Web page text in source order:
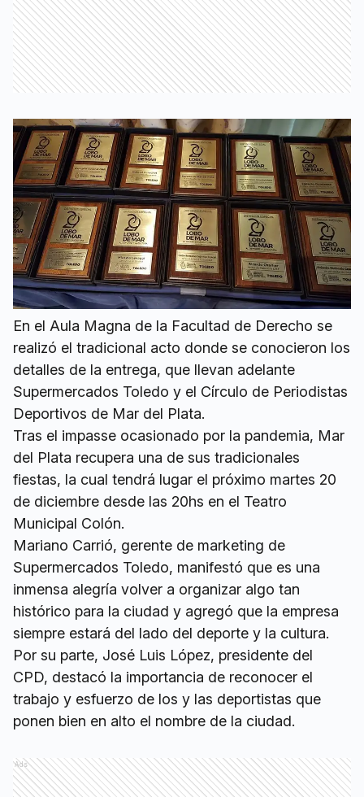
En el Aula Magna de la Facultad de Derecho se
realizó el tradicional acto donde se conocieron los
detalles de la entrega, que llevan adelante
Supermercados Toledo y el Círculo de Periodistas
Deportivos de Mar del Plata.
Tras el impasse ocasionado por la pandemia, Mar
del Plata recupera una de sus tradicionales
fiestas, la cual tendrá lugar el próximo martes 20
de diciembre desde las 20hs en el Teatro
Municipal Colón.
Mariano Carrió, gerente de marketing de
Supermercados Toledo, manifestó que es una
inmensa alegría volver a organizar algo tan
histórico para la ciudad y agregó que la empresa
siempre estará del lado del deporte y la cultura.
Por su parte, José Luis López, presidente del
CPD, destacó la importancia de reconocer el
trabajo y esfuerzo de los y las deportistas que
ponen bien en alto el nombre de la ciudad.
Ads